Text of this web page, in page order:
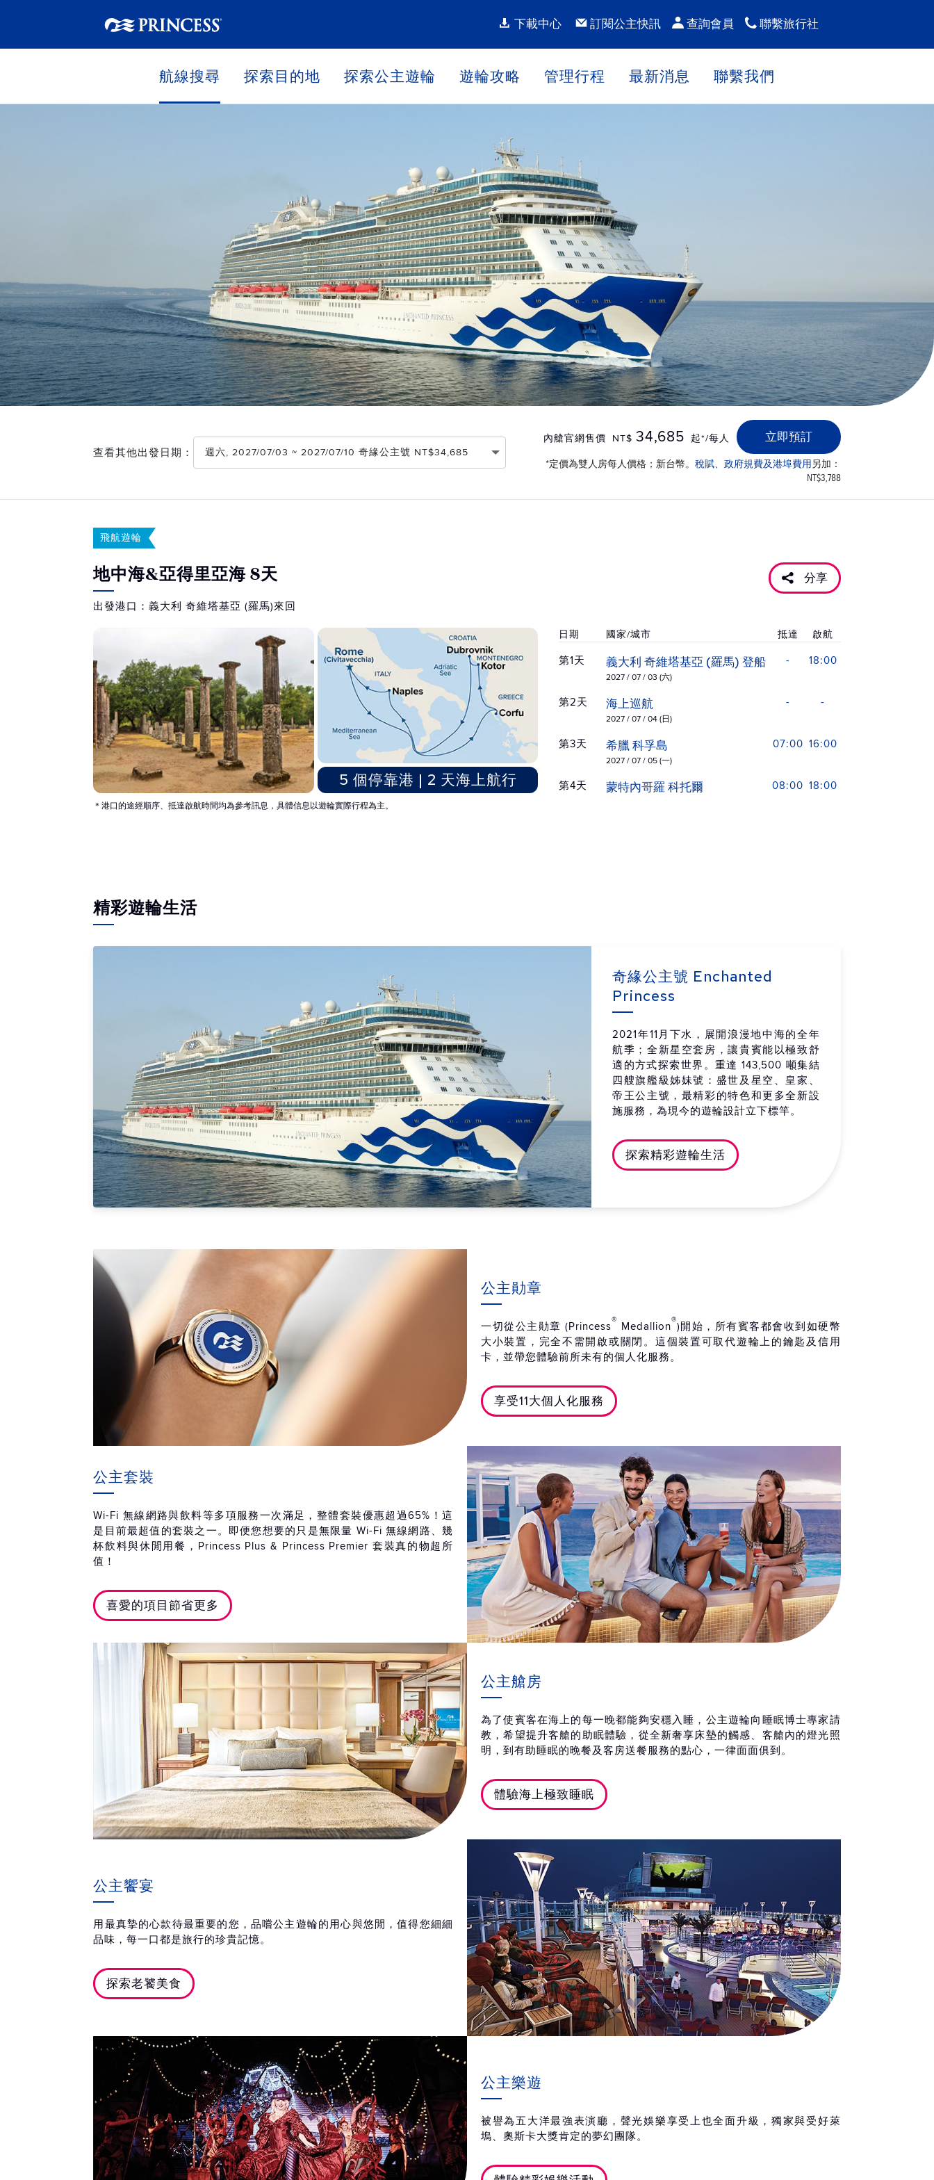
下載中心 訂閱公主快訊 查詢會員 聯繫旅行社
航線搜尋 探索目的地 探索公主遊輪 遊輪攻略 管理行程 最新消息 聯繫我們
查看其他出發日期： 週六, 2027/07/03 ~ 2027/07/10 奇緣公主號 NT$34,685
內艙官網售價 NT$ 34,685 起*/每人 立即預訂
*定價為雙人房每人價格；新台幣。 稅賦、政府規費及港埠費用另加：
NT$3,788
飛航遊輪
地中海&亞得里亞海 8天
出發港口：義大利 奇維塔基亞 (羅馬)來回
分享
5 個停靠港 | 2 天海上航行
日期 國家/城市 抵達 啟航
第1天 義大利 奇維塔基亞 (羅馬) 登船
2027 / 07 / 03 (六)
- 18:00
第2天 海上巡航
2027 / 07 / 04 (日)
- -
第3天 希臘 科孚島
2027 / 07 / 05 (一)
07:00 16:00
第4天 蒙特內哥羅 科托爾 08:00 18:00
2027 / 07 / 09 (五)
義大利 奇維塔基亞 (羅馬) 抵達
2027 / 07 / 10 (六)
＊港口的途經順序、抵達啟航時間均為參考訊息，具體信息以遊輪實際行程為主。
精彩遊輪生活
奇緣公主號 Enchanted
Princess
2021年11月下水，展開浪漫地中海的全年
航季；全新星空套房，讓貴賓能以極致舒
適的方式探索世界。重達 143,500 噸集結
四艘旗艦級姊妹號：盛世及星空、皇家、
帝王公主號，最精彩的特色和更多全新設
施服務，為現今的遊輪設計立下標竿。
探索精彩遊輪生活
公主勛章
一切從公主勛章 (Princess® Medallion®)開始，所有賓客都會收到如硬幣
大小裝置，完全不需開啟或關閉。這個裝置可取代遊輪上的鑰匙及信用
卡，並帶您體驗前所未有的個人化服務。
享受11大個人化服務
公主套裝
Wi-Fi 無線網路與飲料等多項服務一次滿足，整體套裝優惠超過65%！這
是目前最超值的套裝之一。即便您想要的只是無限量 Wi-Fi 無線網路、幾
杯飲料與休閒用餐，Princess Plus & Princess Premier 套裝真的物超所
值！
喜愛的項目節省更多
公主艙房
為了使賓客在海上的每一晚都能夠安穩入睡，公主遊輪向睡眠博士專家請
教，希望提升客艙的助眠體驗，從全新奢享床墊的觸感、客艙內的燈光照
明，到有助睡眠的晚餐及客房送餐服務的點心，一律面面俱到。
體驗海上極致睡眠
公主饗宴
用最真摯的心款待最重要的您，品嚐公主遊輪的用心與悠閒，值得您細細
品味，每一口都是旅行的珍貴記憶。
探索老饕美食
公主樂遊
被譽為五大洋最強表演廳，聲光娛樂享受上也全面升級，獨家與受好萊
塢、奧斯卡大獎肯定的夢幻團隊。